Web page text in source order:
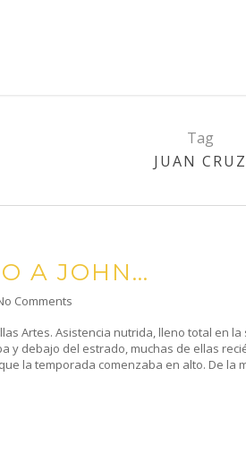
Tag
JUAN CRUZ
A JOHN…
Comments
Artes. Asistencia nutrida, lleno total en
y debajo del estrado, muchas de ellas
la temporada comenzaba en alto. De la